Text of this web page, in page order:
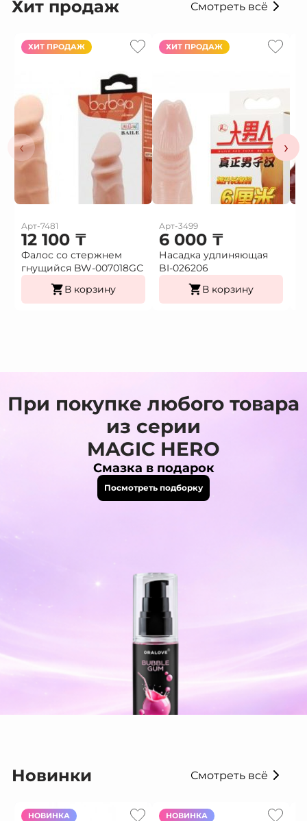
Хит продаж Смотреть всё
‹
ХИТ ПРОДАЖ
Арт-7481
12 100 ₸
Фалос со стержнем
гнущийся BW-007018GС
В корзину
ХИТ ПРОДАЖ
Арт-3499
6 000 ₸
Насадка удлиняющая
BI-026206
В корзину
›
При покупке любого товара
из серии
MAGIC HERO
Смазка в подарок
Посмотреть подборку
Новинки Смотреть всё
НОВИНКА НОВИНКА